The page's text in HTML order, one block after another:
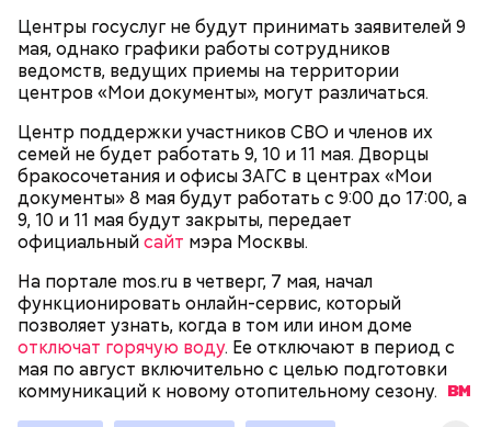
Центры госуслуг не будут принимать заявителей 9
мая, однако графики работы сотрудников
ведомств, ведущих приемы на территории
центров «Мои документы», могут различаться.
Центр поддержки участников СВО и членов их
семей не будет работать 9, 10 и 11 мая. Дворцы
бракосочетания и офисы ЗАГС в центрах «Мои
документы» 8 мая будут работать с 9:00 до 17:00, а
9, 10 и 11 мая будут закрыты, передает
официальныйсайт мэра Москвы.
На портале mos.ru в четверг, 7 мая, начал
функционировать онлайн-сервис, который
позволяет узнать, когда в том или ином доме
отключат горячую воду. Ее отключают в период с
мая по август включительно с целью подготовки
коммуникаций к новому отопительномусезону.
Мастерские и лаборатории колледжей, которые
электромеханики и информационных технологий
обучают по профессии «Мастер вертикального
транспорта». Здесь есть мастерская, где учат
будущих электромехаников по лифтам.
композитных материалов в Политехническом
колледже имени Н. Н. Годовикова. Там студенты
изготавливают детали из стеклоткани и
углеволокна, проверяют их качество на новых
дефектоскопах и работают на лазерном и
гибочном станках с ЧПУ. Здесь же появился
учебный комплекс с технологией дополненной
реальности, который помогает студентам изучать
устройство авиационных двигателей.
Все участники экскурсии отметили масштабы
пространства кинопарка и возможность
перемещаться из одной эпохи в другую.